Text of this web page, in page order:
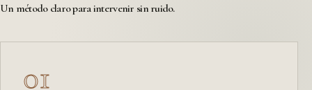
Un método claro para intervenir sin ruido.
01